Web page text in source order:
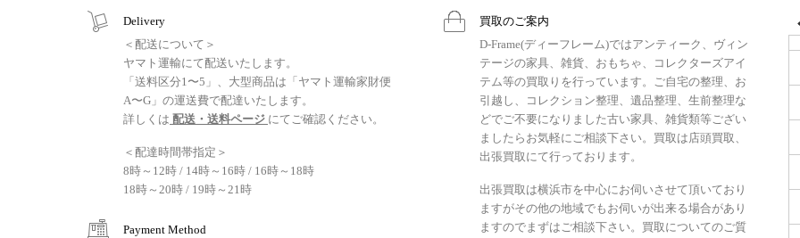
Delivery
＜配送について＞
ヤマト運輸にて配送いたします。
「送料区分1〜5」、大型商品は「ヤマト運輸家財便
A〜G」の運送費で配達いたします。
詳しくは 配送・送料ページ にてご確認ください。
＜配達時間帯指定＞
8時～12時 / 14時～16時 / 16時～18時
18時～20時 / 19時～21時
Payment Method
買取のご案内
D-Frame(ディーフレーム)ではアンティーク、ヴィン
テージの家具、雑貨、おもちゃ、コレクターズアイ
テム等の買取りを行っています。ご自宅の整理、お
引越し、コレクション整理、遺品整理、生前整理な
どでご不要になりました古い家具、雑貨類等ござい
ましたらお気軽にご相談下さい。買取は店頭買取、
出張買取にて行っております。
出張買取は横浜市を中心にお伺いさせて頂いており
ますがその他の地域でもお伺いが出来る場合があり
ますのでまずはご相談下さい。買取についてのご質